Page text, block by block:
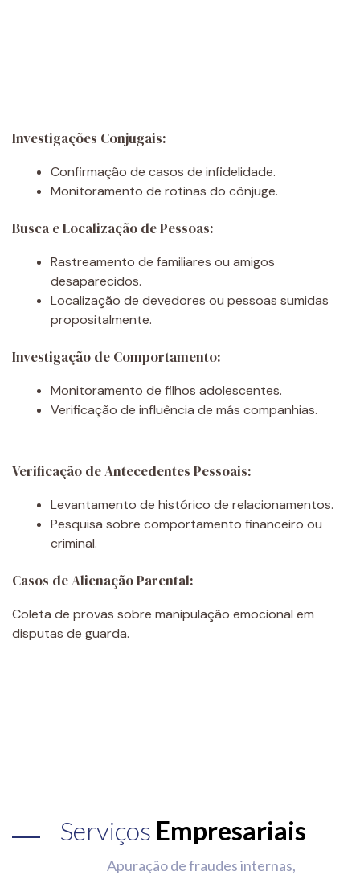
Investigações Conjugais:
Confirmação de casos de infidelidade.
Monitoramento de rotinas do cônjuge.
Busca e Localização de Pessoas:
Rastreamento de familiares ou amigos
desaparecidos.
Localização de devedores ou pessoas sumidas
propositalmente.
Investigação de Comportamento:
Monitoramento de filhos adolescentes.
Verificação de influência de más companhias.
Verificação de Antecedentes Pessoais:
Levantamento de histórico de relacionamentos.
Pesquisa sobre comportamento financeiro ou
criminal.
Casos de Alienação Parental:
Coleta de provas sobre manipulação emocional em
disputas de guarda.
Serviços Empresariais
Apuração de fraudes internas,